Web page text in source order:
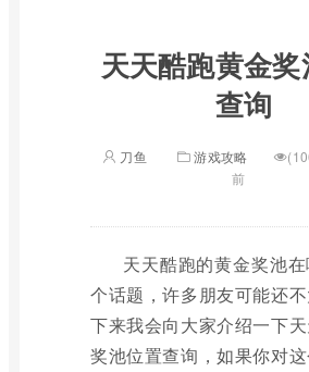
天天酷跑黄金
查询
刀鱼 游戏攻略
前
天天酷跑的黄金奖池
个话题，许多朋友可能还
下来我会向大家介绍一下
奖池位置查询，如果你对这